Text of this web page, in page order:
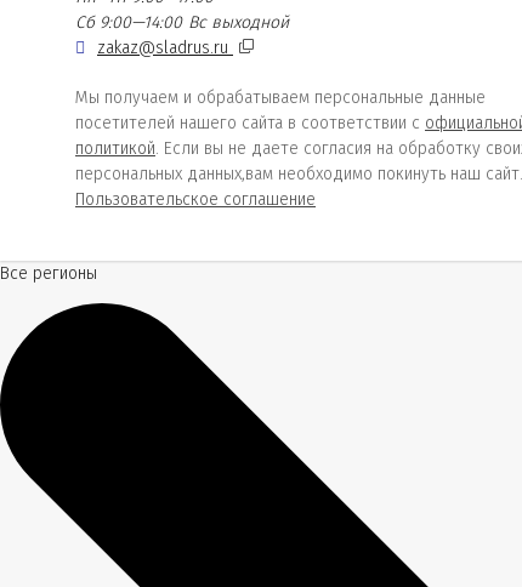
Сб 9:00—14:00 Вс выходной
zakaz@sladrus.ru
Мы получаем и обрабатываем персональные данные
посетителей нашего сайта в соответствии с
политикой. Если вы не даете согласия на обработку
персональных данных,вам необходимо покинуть наш сайт.
Пользовательское соглашение
Все регионы